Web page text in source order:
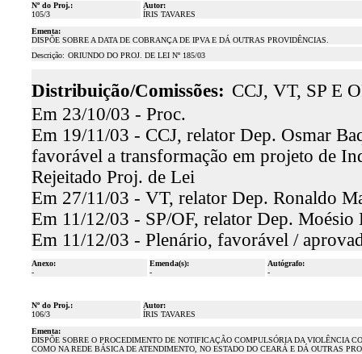
Nº do Proj.:
105/3
Autor:
ÍRIS TAVARES
Ementa:
DISPÕE SOBRE A DATA DE COBRANÇA DE IPVA E DÁ OUTRAS PROVIDÊNCIAS.
Descrição: ORIUNDO DO PROJ. DE LEI Nº 185/03
Distribuição/Comissões: CCJ, VT, SP E
Em 23/10/03 - Proc.
Em 19/11/03 - CCJ, relator Dep. Osmar
favorável a transformação em projeto de
Rejeitado Proj. de Lei
Em 27/11/03 - VT, relator Dep. Ronaldo
Em 11/12/03 - SP/OF, relator Dep.
Em 11/12/03 - Plenário, favorável /
Anexo:
-
Emenda(s):
-
Autógrafo:
-
Nº do Proj.:
106/3
Autor:
ÍRIS TAVARES
Ementa:
DISPÕE SOBRE O PROCEDIMENTO DE NOTIFICAÇÃO COMPULSÓRIA DA VIOLÊNCIA
COMO NA REDE BÁSICA DE ATENDIMENTO, NO ESTADO DO CEARÁ E DÁ OUTRAS